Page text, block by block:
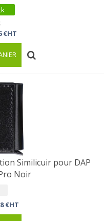
€HT
Similicuir pour DAP
Noir
€HT